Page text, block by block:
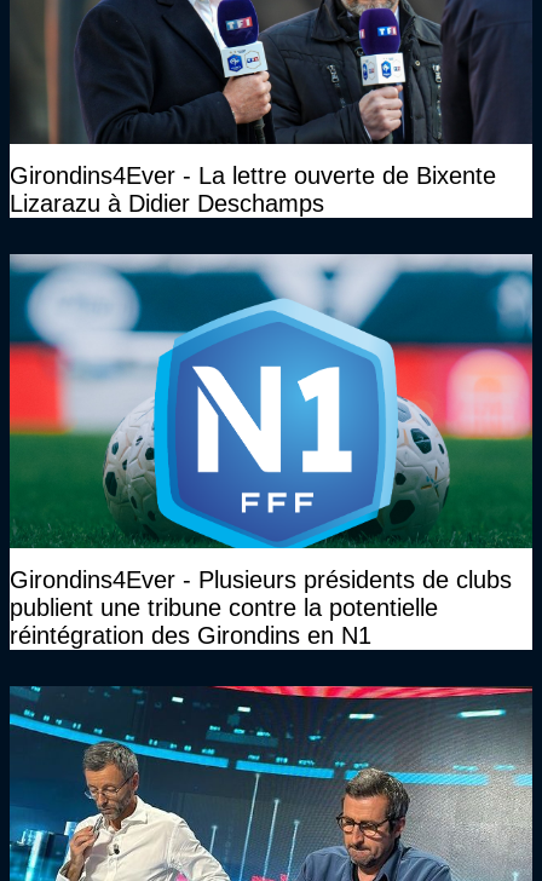
Girondins4Ever - La lettre ouverte de Bixente
Lizarazu à Didier Deschamps
Girondins4Ever - Plusieurs présidents de clubs
publient une tribune contre la potentielle
réintégration des Girondins en N1